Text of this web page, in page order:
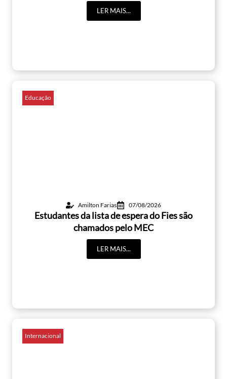
LER MAIS...
Educação
Amilton Farias 07/08/2026
Estudantes da lista de espera do Fies são
chamados pelo MEC
LER MAIS...
Internacional